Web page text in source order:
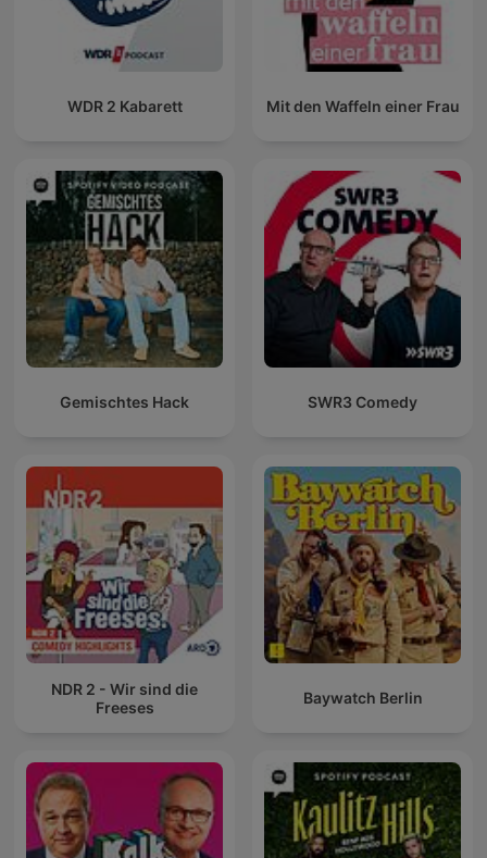
WDR 2 Kabarett Mit den Waffeln einer Frau
Gemischtes Hack SWR3 Comedy
NDR 2 - Wir sind die
Freeses
Baywatch Berlin